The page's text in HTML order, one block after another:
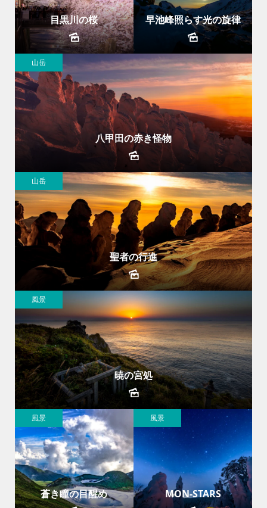
目黒川の桜 早池峰照らす光の旋律
八甲田の赤き怪物
山岳
聖者の行進
山岳
暁の宮処
風景
蒼き瞳の目醒め
風景
MON-STARS
風景